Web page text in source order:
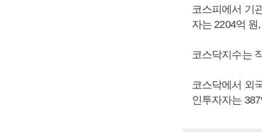
코스피에서 기
자는 2204억
코스닥지수는
코스닥에서 외
인투자자는